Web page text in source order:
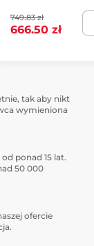
749.83 zł
666.50 zł
tak aby nikt
wymieniona
ponad 15 lat.
50 000
ofercie